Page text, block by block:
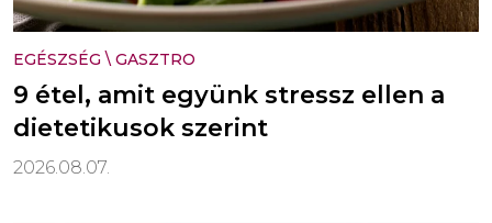
EGÉSZSÉG \ GASZTRO
9 étel, amit együnk stressz ellen a
dietetikusok szerint
2026.08.07.